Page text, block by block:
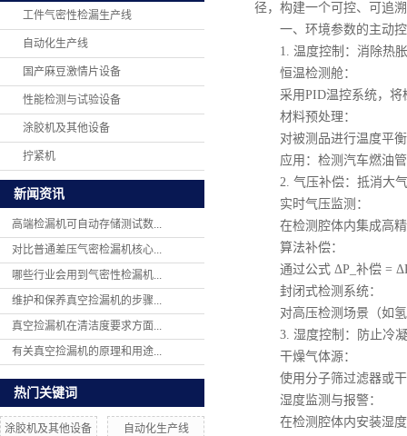
工件气密性检漏生产线
自动化生产线
国产麻豆激情片设备
性能检测与试验设备
涂胶机及其他设备
拧紧机
新闻资讯
高端检漏机可自动存储测试数...
对比普通差压气密检漏机核心...
哪些行业会用到气密性检漏机...
维护和保养真空捡漏机的步骤...
真空捡漏机在清洁度要求方面...
有关真空捡漏机的原理和用途...
热门关键词
涂胶机及其他设备 自动化生产线
径，构建一个可控、可追
一、环境参数的主动
1. 温度控制：消除热胀
恒温检测舱：
采用PID温控系统，将
材料预处理：
对被测品进行温度平衡
应用：检测汽车燃油管
2. 气压补偿：抵消大气
实时气压监测：
在检测腔体内集成高精
算法补偿：
通过公式 ΔP_补偿 =
封闭式检测系统：
对高压检测场景（如氢
3. 湿度控制：防止冷凝
干燥气体源：
使用分子筛过滤器或干
湿度监测与报警：
在检测腔体内安装湿度